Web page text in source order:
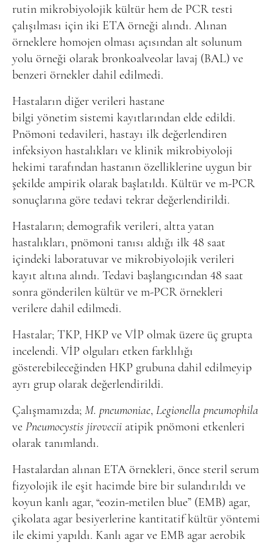
rutin mikrobiyolojik kültür hem de PCR testi
çalışılması için iki ETA örneği alındı. Alınan
örneklere homojen olması açısından alt solunum
yolu örneği olarak bronkoalveolar lavaj (BAL) ve
benzeri örnekler dahil edilmedi.
Hastaların diğer verileri hastane
bilgi yönetim sistemi kayıtlarından elde edildi.
Pnömoni tedavileri, hastayı ilk değerlendiren
infeksiyon hastalıkları ve klinik mikrobiyoloji
hekimi tarafından hastanın özelliklerine uygun bir
şekilde ampirik olarak başlatıldı. Kültür ve m-PCR
sonuçlarına göre tedavi tekrar değerlendirildi.
Hastaların; demografik verileri, altta yatan
hastalıkları, pnömoni tanısı aldığı ilk 48 saat
içindeki laboratuvar ve mikrobiyolojik verileri
kayıt altına alındı. Tedavi başlangıcından 48 saat
sonra gönderilen kültür ve m-PCR örnekleri
verilere dahil edilmedi.
Hastalar; TKP, HKP ve VİP olmak üzere üç grupta
incelendi. VİP olguları etken farklılığı
gösterebileceğinden HKP grubuna dahil edilmeyip
ayrı grup olarak değerlendirildi.
Çalışmamızda; M. pneumoniae, Legionella pneumophila
ve Pneumocystis jirovecii atipik pnömoni etkenleri
olarak tanımlandı.
Hastalardan alınan ETA örnekleri, önce steril serum
fizyolojik ile eşit hacimde bire bir sulandırıldı ve
koyun kanlı agar, “eozin-metilen blue” (EMB) agar,
çikolata agar besiyerlerine kantitatif kültür yöntemi
ile ekimi yapıldı. Kanlı agar ve EMB agar aerobik